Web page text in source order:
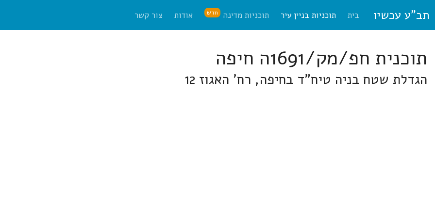
תב"ע עכשיו בית תוכניות בניין עיר תוכניות מדינה חדש אודות צור קשר
תוכנית חפ/מק/1691ה חיפה
הגדלת שטח בניה טיח"ד בחיפה, רח' האגוז 12